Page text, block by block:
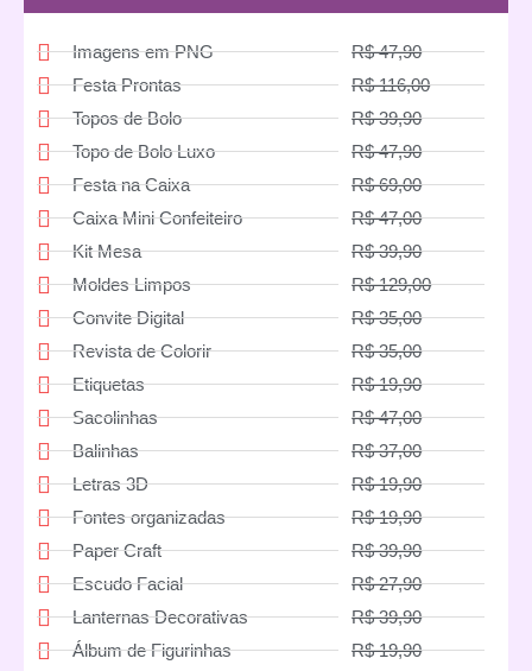
Imagens em PNG
Festa Prontas
Topos de Bolo
Topo de Bolo Luxo
Festa na Caixa
Caixa Mini Confeiteiro
Kit Mesa
Moldes Limpos
Convite Digital
Revista de Colorir
Etiquetas
Sacolinhas
Balinhas
Letras 3D
Fontes organizadas
Paper Craft
Escudo Facial
Lanternas Decorativas
Álbum de Figurinhas
R$ 47,90
R$ 116,00
R$ 39,90
R$ 47,90
R$ 69,00
R$ 47,00
R$ 39,90
R$ 129,00
R$ 35,00
R$ 35,00
R$ 19,90
R$ 47,00
R$ 37,00
R$ 19,90
R$ 19,90
R$ 39,90
R$ 27,90
R$ 39,90
R$ 19,90